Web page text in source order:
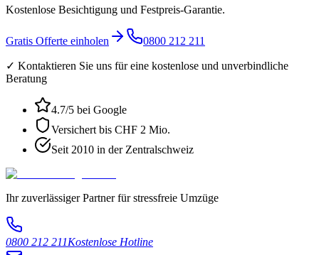
Kostenlose Besichtigung und Festpreis-Garantie.
Gratis Offerte einholen 0800 212 211
✓ Kontaktieren Sie uns für eine kostenlose und unverbindliche
Beratung
4.7/5 bei Google
Versichert bis CHF 2 Mio.
Seit 2010 in der Zentralschweiz
Ihr zuverlässiger Partner für stressfreie Umzüge
0800 212 211Kostenlose Hotline